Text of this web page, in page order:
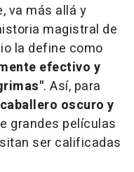
, va más allá y
magistral de
la define como
efectivo y
. Así, para
oscuro y
grandes películas
ser calificadas